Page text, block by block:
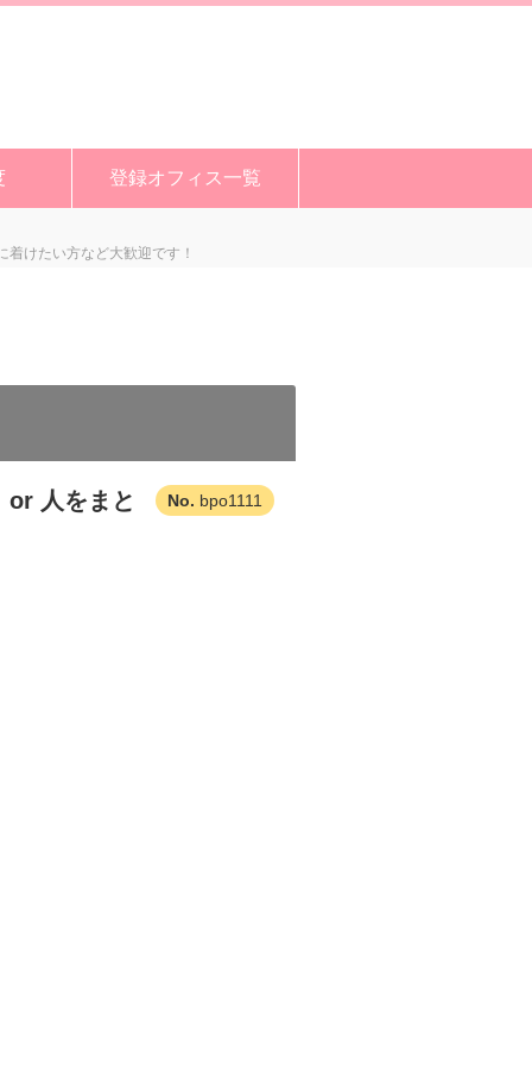
登録オフィス一覧
けたい方など大歓迎です！
bpo1111
人をまと